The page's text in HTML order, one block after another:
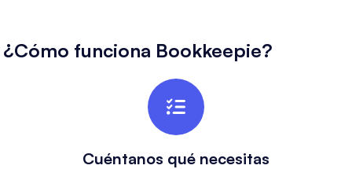
¿Cómo funciona Bookkeepie?

Cuéntanos qué necesitas